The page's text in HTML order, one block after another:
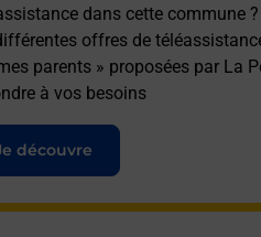
dans cette commune
offres de
parents » proposées par La
à vos besoins
découvre